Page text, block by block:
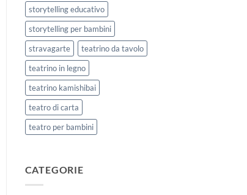
storytelling educativo
storytelling per bambini
stravagarte
teatrino da tavolo
teatrino in legno
teatrino kamishibai
teatro di carta
teatro per bambini
CATEGORIE